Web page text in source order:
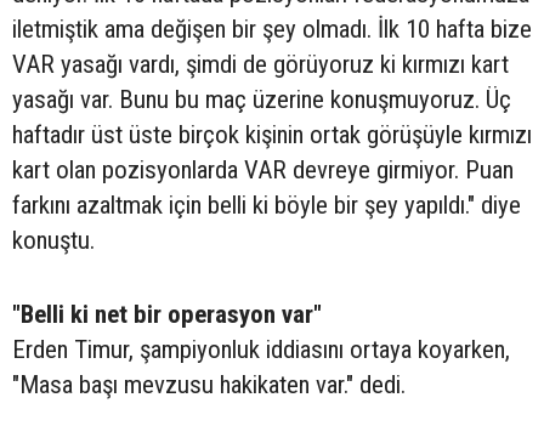
iletmiştik ama değişen bir şey olmadı. İlk 10 hafta bize
VAR yasağı vardı, şimdi de görüyoruz ki kırmızı kart
yasağı var. Bunu bu maç üzerine konuşmuyoruz. Üç
haftadır üst üste birçok kişinin ortak görüşüyle kırmızı
kart olan pozisyonlarda VAR devreye girmiyor. Puan
farkını azaltmak için belli ki böyle bir şey yapıldı." diye
konuştu.
"Belli ki net bir operasyon var"
Erden Timur, şampiyonluk iddiasını ortaya koyarken,
"Masa başı mevzusu hakikaten var." dedi.